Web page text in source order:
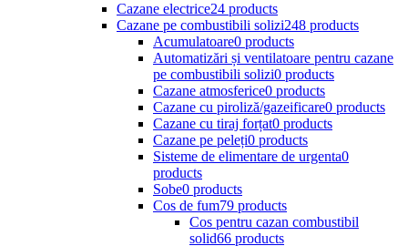
Cazane electrice24 products
Cazane pe combustibili solizi248 products
Acumulatoare0 products
Automatizări și ventilatoare pentru cazane
pe combustibili solizi0 products
Cazane atmosferice0 products
Cazane cu piroliză/gazeificare0 products
Cazane cu tiraj forțat0 products
Cazane pe peleți0 products
Sisteme de elimentare de urgenta0
products
Sobe0 products
Cos de fum79 products
Cos pentru cazan combustibil
solid66 products